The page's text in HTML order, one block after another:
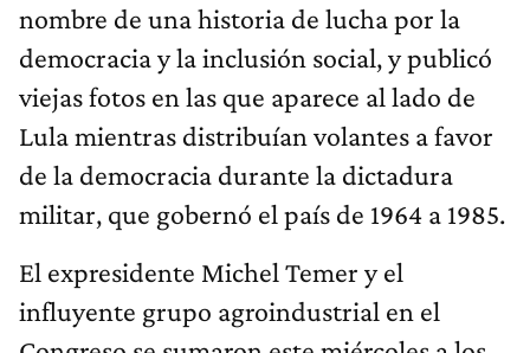
nombre de una historia de lucha por la
democracia y la inclusión social, y publicó
viejas fotos en las que aparece al lado de
Lula mientras distribuían volantes a favor
de la democracia durante la dictadura
militar, que gobernó el país de 1964 a 1985.
El expresidente Michel Temer y el
influyente grupo agroindustrial en el